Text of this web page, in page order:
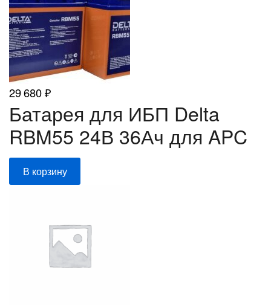
29 680₽
Батарея для ИБП Delta
RBM55 24В 36Ач для APC
В корзину